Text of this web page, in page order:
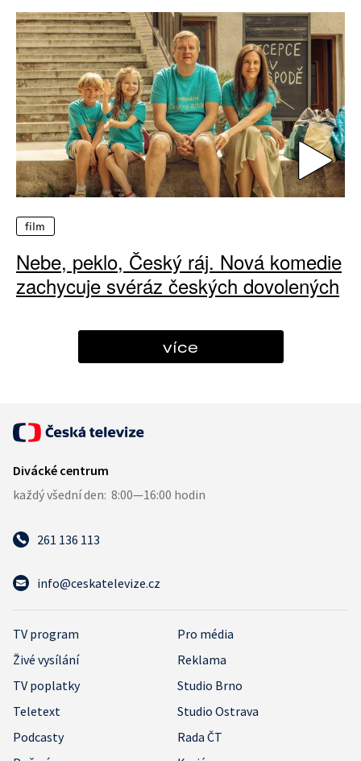
film
Nebe, peklo, Český ráj. Nová komedie
zachycuje svéráz českých dovolených
více
261 136 113
info@ceskatelevize.cz
TV program
Pro média
Živé vysílání
Reklama
TV poplatky
Studio Brno
Teletext
Studio Ostrava
Podcasty
Rada ČT